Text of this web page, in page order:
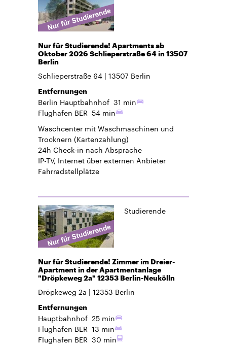
Nur für Studierende! Apartments ab
Oktober 2026 Schlieperstraße 64 in 13507
Berlin
Schlieperstraße 64 13507 Berlin
Entfernungen
Berlin Hauptbahnhof 31 min
Flughafen BER 54 min
Waschcenter mit Waschmaschinen und
Trocknern (Kartenzahlung)
24h Check-in nach Absprache
IP-TV, Internet über externen Anbieter
Fahrradstellplätze
Studierende
Nur für Studierende! Zimmer im Dreier-
Apartment in der Apartmentanlage
"Dröpkeweg 2a" 12353 Berlin-Neukölln
Dröpkeweg 2a 12353 Berlin
Entfernungen
Hauptbahnhof 25 min
Flughafen BER 13 min
Flughafen BER 30 min